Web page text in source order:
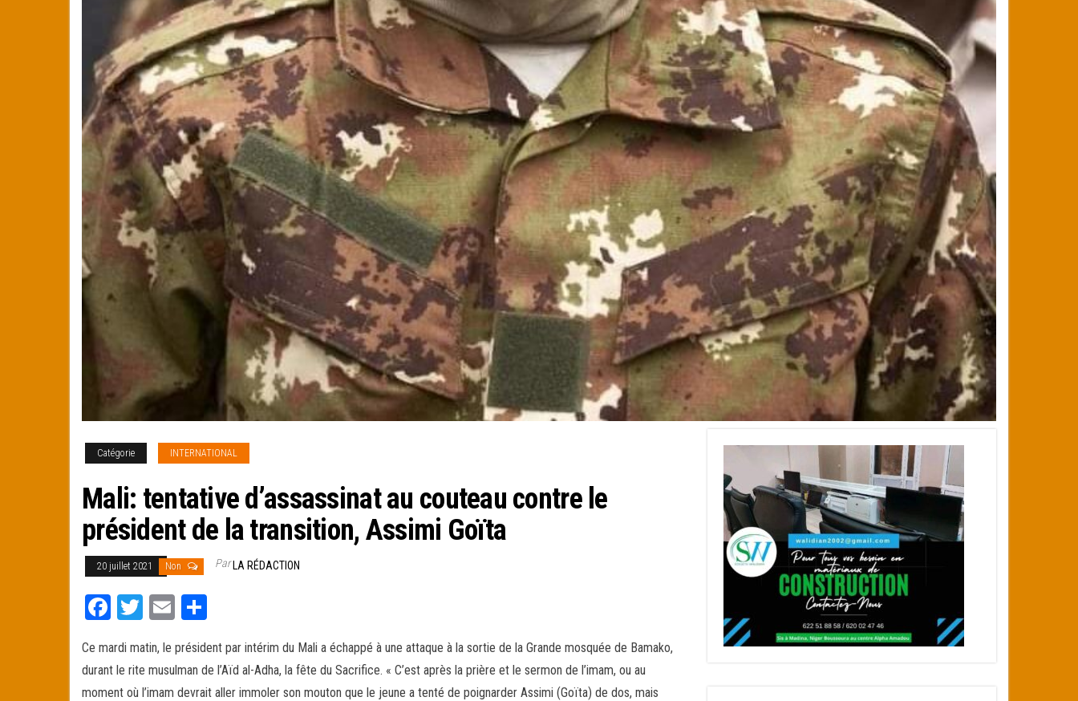
Catégorie INTERNATIONAL
Mali: tentative d’assassinat au couteau contre le
président de la transition, Assimi Goïta
20 juillet 2021 Non ParLA RÉDACTION
Fa
bo
ok
T
tt
er
E
ail ag
er
Ce mardi matin, le président par intérim du Mali a échappé à une attaque à la sortie de la Grande mosquée de Bamako,
durant le rite musulman de l’Aïd al-Adha, la fête du Sacrifice. « C’est après la prière et le sermon de l’imam, ou au
moment où l’imam devrait aller immoler son mouton que le jeune a tenté de poignarder Assimi (Goïta) de dos, mais